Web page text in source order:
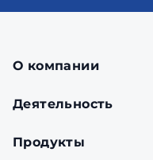
О компании
Деятельность
Продукты